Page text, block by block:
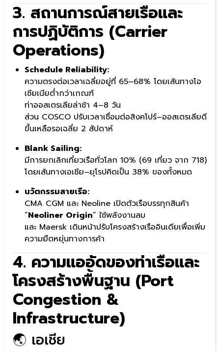
3. สถานการณ์สายเรือและ
การปฏิบัติการ (Carrier
Operations)
Schedule Reliability:
ความตรงต่อเวลาเฉลี่ยอยู่ที่ 65–68% โดยเส้นทางโอ
เชียเนียต่ำกว่าเกณฑ์
ท่าออสเตรเลียล่าช้า 4–8 วัน
ส่วน COSCO ปรับเวลาเชื่อมต่อสิงคโปร์–ออสเตรเลียดี
ขึ้นเหลือรอเฉลี่ย 2 สัปดาห์
Blank Sailing:
มีการยกเลิกเที่ยวเรือทั่วโลก 10% (69 เที่ยว จาก 718)
โดยเส้นทางเอเชีย–ยุโรปคิดเป็น 38% ของทั้งหมด
นวัตกรรมสายเรือ:
CMA CGM และ Neoline เปิดตัวเรือบรรทุกสินค้า
“Neoliner Origin” ใช้พลังงานลม
และ Maersk เดินหน้าปรับโครงสร้างเรืออินเดียเพื่อเพิ่ม
ความยืดหยุ่นทางการค้า
4. ความแออัดของท่าเรือและ
โครงสร้างพื้นฐาน (Port
Congestion &
Infrastructure)
🌏 เอเชีย